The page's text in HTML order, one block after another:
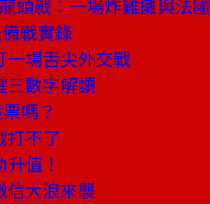
頭戰：一場炸雞攤與法
戰實錄
場舌尖外交戰
數字解讀
嗎？
不了
值！
大浪來襲